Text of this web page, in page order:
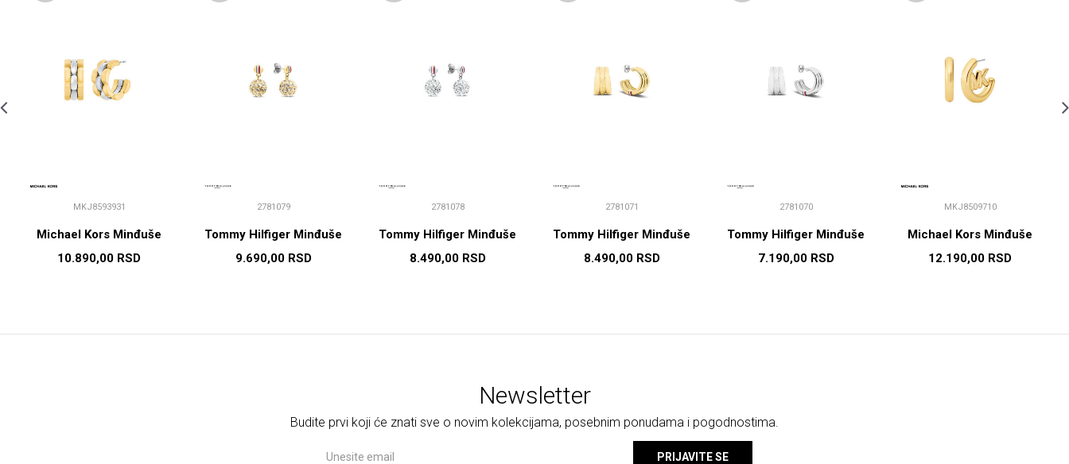
MKJ8593931
Michael Kors Minđuše
10.890,00 RSD
2781079
Tommy Hilfiger Minđuše
9.690,00 RSD
2781078
Tommy Hilfiger Minđuše
8.490,00 RSD
2781071
Tommy Hilfiger Minđuše
8.490,00 RSD
2781070
Tommy Hilfiger Minđuše
7.190,00 RSD
MKJ8509710
Michael Kors Minđuše
12.190,00 RSD
Newsletter
Budite prvi koji će znati sve o novim kolekcijama, posebnim ponudama i pogodnostima.
PRIJAVITE SE